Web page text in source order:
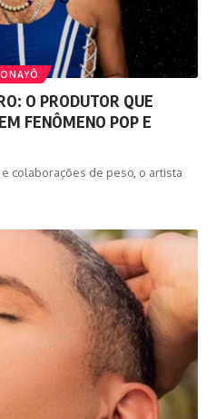
O PRODUTOR QUE
FENÔMENO POP E
colaborações de peso, o artista